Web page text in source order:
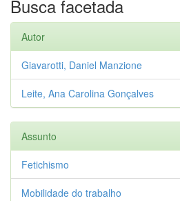
Busca facetada
Autor
Giavarotti, Daniel Manzione
Leite, Ana Carolina Gonçalves
Assunto
Fetichismo
Mobilidade do trabalho